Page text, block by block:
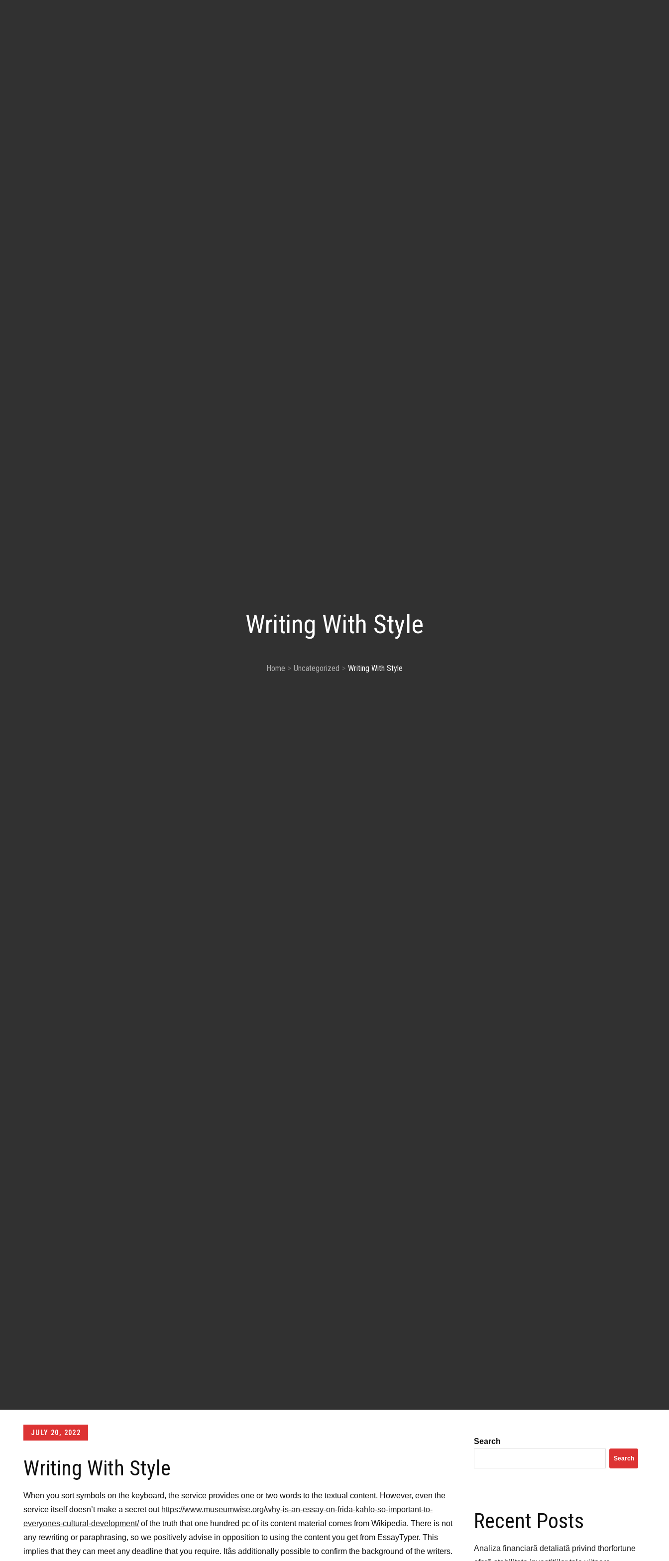
Writing With Style
Home Uncategorized Writing With Style
Posted
JULY 20, 2022
Writing With Style
When you sort symbols on the keyboard, the service provides one or two words to the textual content. However, even the
service itself doesn’t make a secret out https://www.museumwise.org/why-is-an-essay-on-frida-kahlo-so-important-to-
everyones-cultural-development/of the truth that one hundred pc of its content material comes from Wikipedia. There is not
any rewriting or paraphrasing, so we positively advise in opposition to using the content you get from EssayTyper. This
implies that they can meet any deadline that you require. Itâs additionally possible to confirm the background of the writers.
Search
Search
Recent Posts
Analiza financiară detaliată privind thorfortune